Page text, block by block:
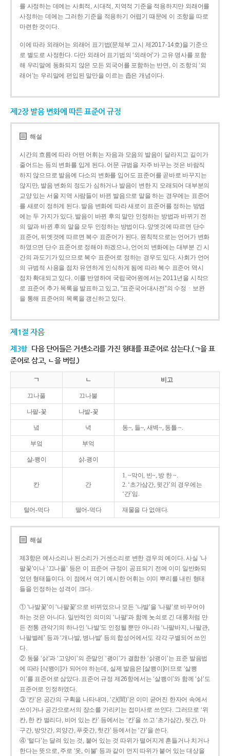
를 사정하는 데에는 사회적, 시대적, 지역적 기준을 적용하지만 외래어를
사정하는 데에는 그러한 기준을 적용하기 어렵기 때문에 이 조항을 따로
마련한 것이다.
이에 따라 외래어는 외래어 표기법(문체부 고시 제2017-14호)을 기준으
로 별도로 사정한다. 다만 외래어 표기법의 ‘외래어’가 고유 명사를 포함
해 우리말에 동화되지 않은 모든 외국어를 포함하는 반면, 이 조항의 ‘외
래어’는 우리말에 편입된 말만을 이르는 좁은 개념이다.
제2장 발음 변화에 따른 표준어 규정
해설
시간의 흐름에 따라 어떤 어휘는 자음과 모음의 발음이 달라지고 길이가
줄어드는 등의 변화를 입게 된다. 어문 규범을 자주 바꾸는 것은 바람직
하지 않으므로 발음에 다소의 변화를 입어도 표준어를 곧바로 바꾸지는
않지만, 발음 변화의 정도가 심하거나 발음이 변한 지 오래되어 대부분의
교양 있는 서울 지역 사람들이 바뀐 발음으로 말을 하는 경우에는 표준어
를 새로이 정하게 된다. 발음 변화에 따라 새로이 표준어를 정하는 방법
에는 두 가지가 있다. 발음이 바뀐 후의 말만 인정하는 방법과 바뀌기 전
의 말과 바뀐 후의 말을 모두 인정하는 방법이다. 앞엣것에 따르면 단수
표준어, 뒤엣것에 따르면 복수 표준어가 된다. 원칙적으로는 언어가 변화
하였으면 단수 표준어로 정해야 하겠으나, 언어의 변화에는 대부분 긴 시
간의 과도기가 있으므로 복수 표준어로 정하는 경우도 있다. 사회가 언어
의 규범적 사용을 점차 유연하게 인식하게 됨에 따라 복수 표준어 역시
점차 확대되고 있다. 이를 반영하여 국립국어원에서는 2011년을 시작으
로 표준어 추가 목록을 발표하고 있고, “표준국어대사전”의 수정ㆍ보완
을 통해 표준어의 목록을 갱신하고 있다.
제1절 자음
제3항 다음 단어들은 거센소리를 가진 형태를 표준어로 삼는다.(ㄱ을 표
준어로 삼고, ㄴ을 버림.)
ㄱ ㄴ 비고
끄나풀 끄나불
나팔-꽃 나발-꽃
녘 녁 동~, 들~, 새벽~, 동틀 ~.
부엌 부억
살-쾡이 삵-괭이
칸 간
1. ~막이, 빈~, 방 한 ~.
2. ‘초가삼간, 윗간’의 경우에는
‘간’임.
털어-먹다 떨어-먹다 재물을 다 없애다.
해설
제3항은 예사소리나 된소리가 거센소리로 변한 경우의 예이다. 사실 ‘나
팔꽃’이나 ‘끄나풀’ 등은 이 표준어 규정이 공표되기 전에 이미 일반화되
었던 형태들이다. 이 점에서 여기 예시한 어휘는 이미 뿌리를 내린 형태
들을 인정하는 성격이 크다.
① ‘나발꽃’이 ‘나팔꽃’으로 바뀌었으나 모든 ‘나발’을 ‘나팔’로 바꾸어야
하는 것은 아니다. 일반적인 의미의 ‘나팔’과 함께 놋쇠로 긴 대롱처럼 만
든 전통 관악기의 하나인 ‘나발’도 인정될 뿐만 아니라 ‘나팔바지, 나팔관,
나팔벌레’ 등과 ‘개나발, 병나발’ 등의 합성어에서도 각각 구별되어 쓰인
다.
② 동물 ‘삵’과 ‘고양이’의 준말인 ‘괭이’가 결합한 ‘삵괭이’는 표준 발음법
에 따라 [삭꽹이]가 되어야 하는데, 실제 발음은 [살쾡이]이므로 ‘살쾡
이’를 표준어로 삼았다. 표준어 규정 제26항에서는 ‘살쾡이’와 함께 ‘삵’도
표준어로 인정하였다.
③ ‘칸’은 공간의 구획을 나타내며, ‘간(間)’은 이미 굳어진 한자어 속에서
쓰이거나 공간으로서의 장소를 가리키는 접미사로 쓰인다. 그러므로 ‘위
칸, 한 칸 벌리다, 비어 있는 칸’ 등에서는 ‘칸’을 쓰고 ‘초가삼간, 뒷간, 마
구간, 방앗간, 외양간, 푸줏간, 헛간’ 등에서는 ‘간’을 쓴다.
④ ‘털다’는 달려 있는 것, 붙어 있는 것 따위가 떨어지게 흔들거나 치거나
한다는 뜻으로, 주로 ‘옷, 이불’ 등과 같이 먼지 따위가 붙어 있는 대상을